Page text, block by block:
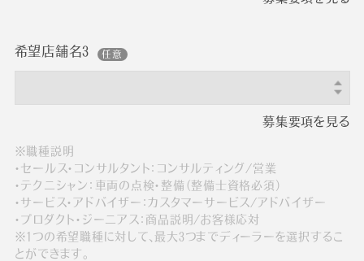
希望店舗名3
募集要項を見る
※職種説明
・セールス・コンサルタント：コンサルティング/営業
・テクニシャン：車両の点検・整備（整備士資格必須）
・サービス・アドバイザー：カスタマーサービス/アドバイザー
・プロダクト・ジーニアス：商品説明/お客様応対
※1つの希望職種に対して、最大3つまでディーラーを選択するこ
とができます。